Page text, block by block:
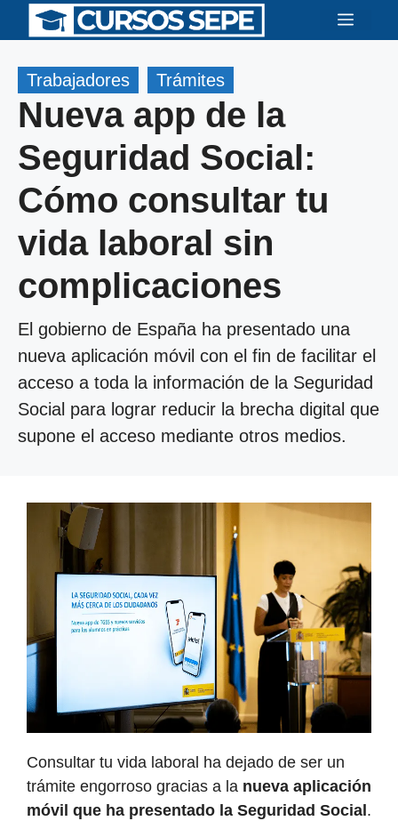
Saltar
Menú
Trabajadores Trámites
Nueva app de la
Seguridad Social:
Cómo consultar tu
vida laboral sin
complicaciones
El gobierno de España ha presentado una
nueva aplicación móvil con el fin de facilitar el
acceso a toda la información de la Seguridad
Social para lograr reducir la brecha digital que
supone el acceso mediante otros medios.
Consultar tu vida laboral ha dejado de ser un
trámite engorroso gracias a la nueva aplicación
móvil que ha presentado la Seguridad Social .